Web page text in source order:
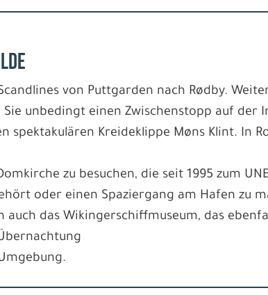
von Puttgarden nach Rødby.
Sie unbedingt einen Zwischenstopp auf der
spektakulären Kreideklippe Møns Klint. In
zu besuchen, die seit 1995 zum
oder einen Spaziergang am Hafen zu
auch das Wikingerschiffmuseum, das